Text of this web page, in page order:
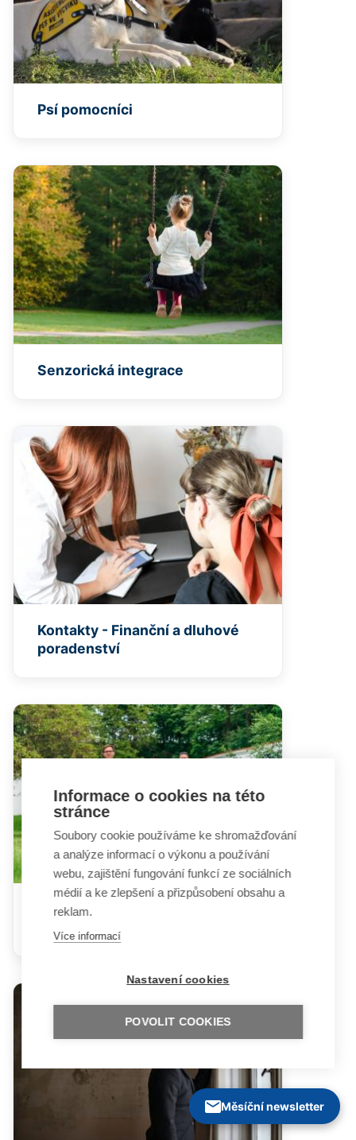
Psí pomocníci
Senzorická integrace
Kontakty - Finanční a dluhové
poradenství
Homesharing - služba pro děti s
Měsíční newsletter
Informace o cookies na této
stránce
Soubory cookie používáme ke shromažďování
a analýze informací o výkonu a používání
webu, zajištění fungování funkcí ze sociálních
médií a ke zlepšení a přizpůsobení obsahu a
reklam.
Více informací
Nastavení cookies
POVOLIT COOKIES